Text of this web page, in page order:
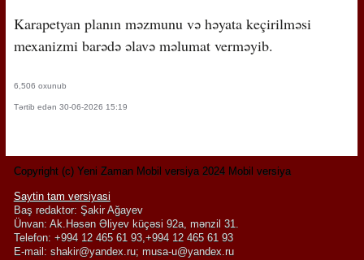
Karapetyan planın məzmunu və həyata keçirilməsi
mexanizmi barədə əlavə məlumat verməyib.
6,506 oxunub
Tərtib edən 30-06-2026 15:19
Copyright (c) Yeni Zaman Mobil versiya 2024 Mobil versiya
Saytin tam versiyasi
Baş redaktor: Şakir Ağayev
Ünvan: Ak.Həsən Əliyev küçəsi 92a, mənzil 31.
Telefon: +994 12 465 61 93,+994 12 465 61 93
E-mail: shakir@yandex.ru; musa-u@yandex.ru